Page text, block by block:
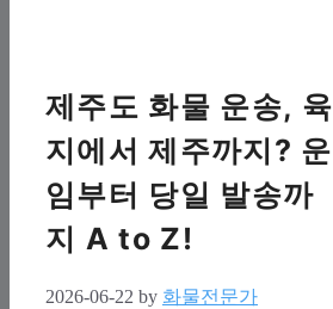
제주도 화물 운송, 육
지에서 제주까지? 운
임부터 당일 발송까
지 A to Z!
2026-06-22 by 화물전문가